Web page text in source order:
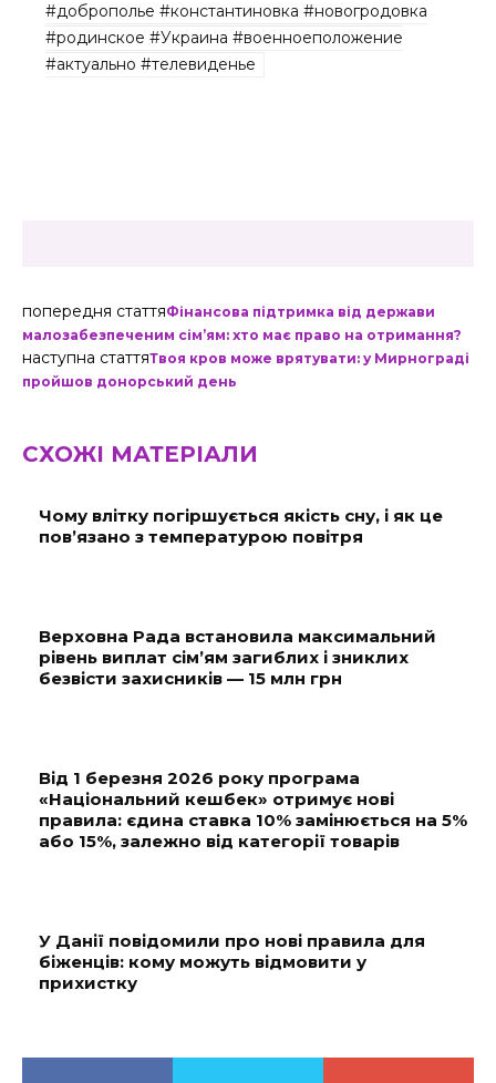
#доброполье #константиновка #новогродовка
#родинское #Украина #военноеположение
#актуально #телевиденье
попередня статтяФінансова підтримка від держави
малозабезпеченим сім’ям: хто має право на отримання?
наступна статтяТвоя кров може врятувати: у Мирнограді
пройшов донорський день
СХОЖІ МАТЕРІАЛИ
Чому влітку погіршується якість сну, і як це
пов’язано з температурою повітря
Верховна Рада встановила максимальний
рівень виплат сім’ям загиблих і зниклих
безвісти захисників — 15 млн грн
Від 1 березня 2026 року програма
«Національний кешбек» отримує нові
правила: єдина ставка 10% замінюється на 5%
або 15%, залежно від категорії товарів
У Данії повідомили про нові правила для
біженців: кому можуть відмовити у
прихистку